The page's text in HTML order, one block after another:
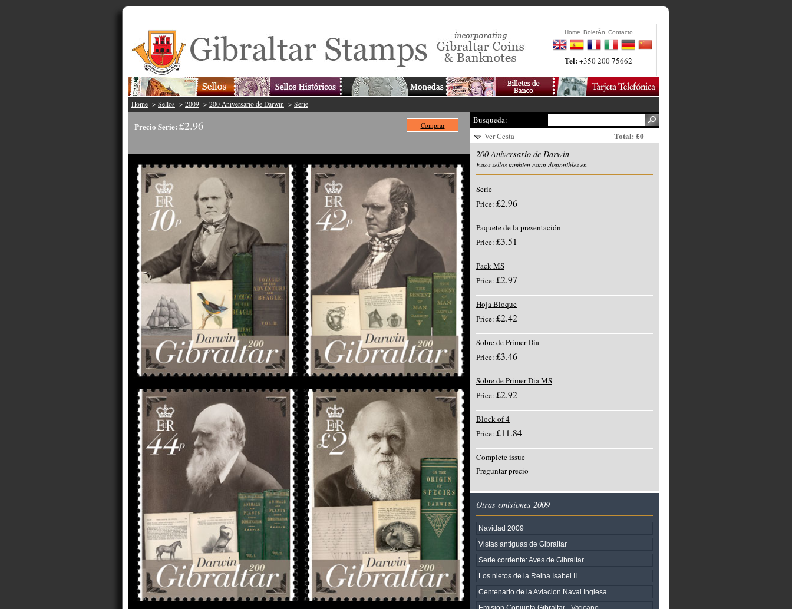
Home BoletÃ­n Contacto
Tel:+350 200 75662
Home -> Sellos -> 2009 -> 200 Aniversario de Darwin -> Serie
Precio Serie: £2.96 Comprar
Busqueda:
Ver Cesta
Total: £0
200 Aniversario de Darwin
Estos sellos tambien estan disponibles en
Serie
Price: £2.96
Paquete de la presentación
Price: £3.51
Pack MS
Price: £2.97
Hoja Bloque
Price: £2.42
Sobre de Primer Dia
Price: £3.46
Sobre de Primer Dia MS
Price: £2.92
Block of 4
Price: £11.84
Complete issue
Preguntar precio
Otras emisiones 2009
Navidad 2009
Vistas antiguas de Gibraltar
Serie corriente: Aves de Gibraltar
Los nietos de la Reina Isabel II
Centenario de la Aviacion Naval Inglesa